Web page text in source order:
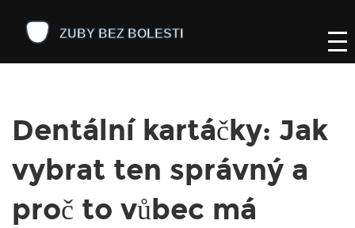
Dentální kartáčky: Jak
vybrat ten správný a
proč to vůbec má